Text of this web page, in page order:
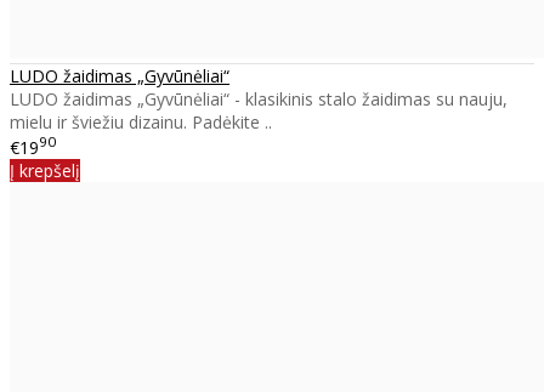
LUDO žaidimas „Gyvūnėliai“
LUDO žaidimas „Gyvūnėliai“ - klasikinis stalo žaidimas su nauju,
mielu ir šviežiu dizainu. Padėkite ..
€1990
Į krepšelį